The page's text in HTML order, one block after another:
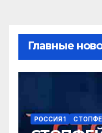
Главные
РОССИЯ 1